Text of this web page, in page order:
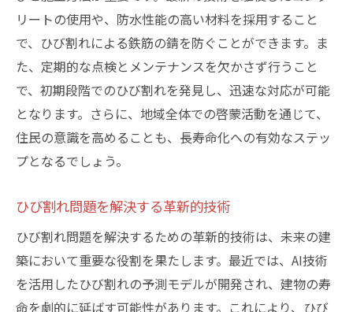
リートの使用や、防水性能の高い材料を採用すること
で、ひび割れによる鉄筋の錆を防ぐことができます。ま
た、定期的な点検とメンテナンスを欠かさず行うこと
で、初期段階でのひび割れを発見し、迅速な対応が可能
となります。さらに、地域全体での啓蒙活動を通じて、
住民の意識を高めることも、長寿命化への有効なステッ
プとなるでしょう。
ひび割れ問題を解決する革新的技術
ひび割れ問題を解決するための革新的技術は、未来の建
築において重要な役割を果たします。最近では、AI技術
を活用したひび割れの予測モデルが開発され、建物の寿
命を劇的に延ばす可能性があります。これにより、ひび